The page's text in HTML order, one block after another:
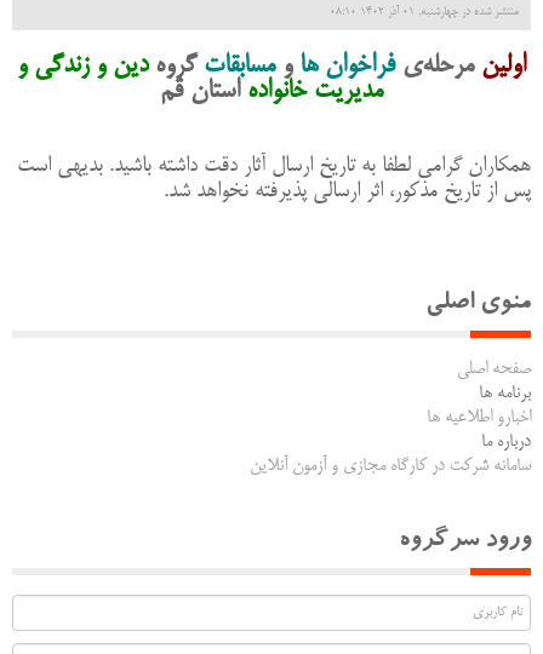
منتشر شده در چهارشنبه, 01 آذر 1402 08:10
اولین مرحله‌یفراخوان هاومسابقاتگروهدین و زندگی و
مدیریت خانواده استان قم
همکاران گرامی لطفا به تاریخ ارسال آثار دقت داشته باشید. بدیهی است
پس از تاریخ مذکور، اثر ارسالی پذیرفته نخواهد شد.
منوی اصلی
صفحه اصلی
برنامه ها
اخبارو اطلاعیه ها
درباره ما
سامانه شرکت در کارگاه مجازی و آزمون آنلاین
ورود سرگروه